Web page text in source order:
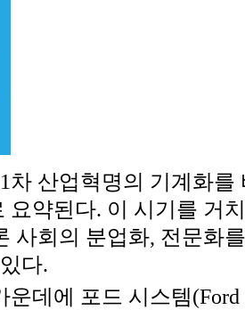
차 산업혁명의 기계화를
요약된다. 이 시기를 거
사회의 분업화, 전문화
다.
운데에 포드 시스템(Ford